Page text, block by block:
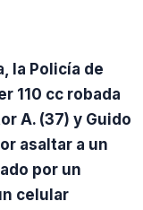
la Policía de
110 cc robada
A. (37) y Guido
asaltar a un
por un
celular